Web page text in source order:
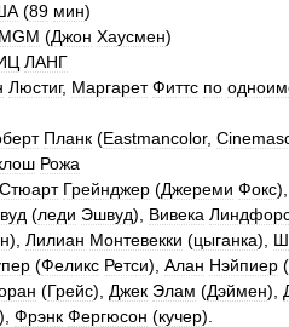
(89 мин)
MGM (Джон Хаусмен)
ЛАНГ
Люстиг, Маргарет Фиттс по
Планк (Eastmancolor,
Рожа
Стюарт Грейнджер (Джереми Фокс),
(леди Эшвуд), Вивека
), Лилиан Монтевекки (цыганка),
(Феликс Ретси), Алан Нэйпиер (
(Грейс), Джек Элам (Дэймен),
), Фрэнк Фергюсон (кучер).